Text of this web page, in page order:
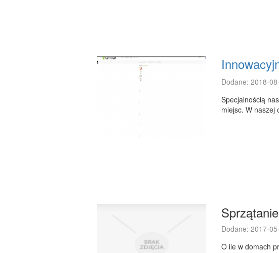
Dodane: 2018-
Specjalnością
miejsc. W naszej
Dodane: 2017-
O ile w domach